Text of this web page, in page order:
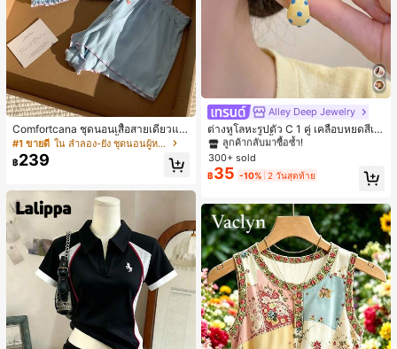
Comfortcana ชุดนอนเสื้อสายเดี่ยวแต่
งระบายและกางเกงขาสั้นสำหรับผู้หญิง
#1 ขายดี ใน ลำลอง-ยัง ชุดนอนผู้หญิง
฿239
Alley Deep Jewelry
ต่างหูโลหะรูปตัว C 1 คู่ เคลือบหยดสีเห
ลือง ลายจุดสีน้ำเงิน สไตล์ยุโรปและอเม
ริกัน แฟชั่นส่วนตัว หวานและสง่างาม
สำหรับผู้หญิงและเด็กหญิง สำหรับการเ
ดินทาง งานแต่งงาน ปาร์ตี้ วันเกิด ของ
#1 ขายดี ใน โบโฮ ต่างหูผู้หญิง
ลูกค้ากลับมาซื้อซ้ำ!
เกือบหมดแล้ว!
#1 ขายดี ใน โบโฮ ต่างหูผู้หญิง
ลูกค้ากลับมาซื้อซ้ำ!
เกือบหมดแล้ว!
#1 ขายดี ใน โบโฮ ต่างหูผู้หญิง
ลูกค้ากลับมาซื้อซ้ำ!
เกือบหมดแล้ว!
#1 ขายดี ใน โบโฮ ต่างหูผู้หญิง
เกือบหมดแล้ว!
300+ sold
฿35 -10% 2 วันสุดท้าย